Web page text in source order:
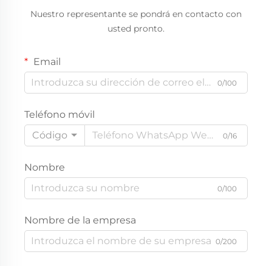
Nuestro representante se pondrá en contacto con
usted pronto.
Email
0/100
Teléfono móvil
Código
0/16
Nombre
0/100
Nombre de la empresa
0/200